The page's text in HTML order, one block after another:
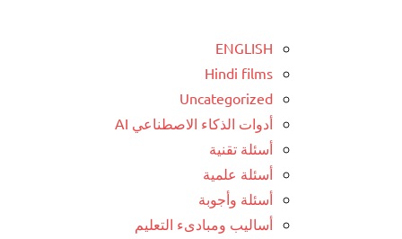
ENGLISH
Hindi films
Uncategorized
أدوات الذكاء الاصطناعي AI
أسئلة تقنية
أسئلة علمية
أسئلة وأجوبة
أساليب ومبادىء التعليم